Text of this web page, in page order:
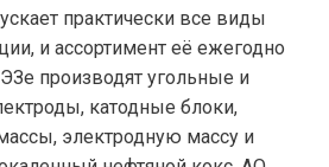
практически все виды
и ассортимент её ежегодно
производят угольные и
катодные блоки,
электродную массу и